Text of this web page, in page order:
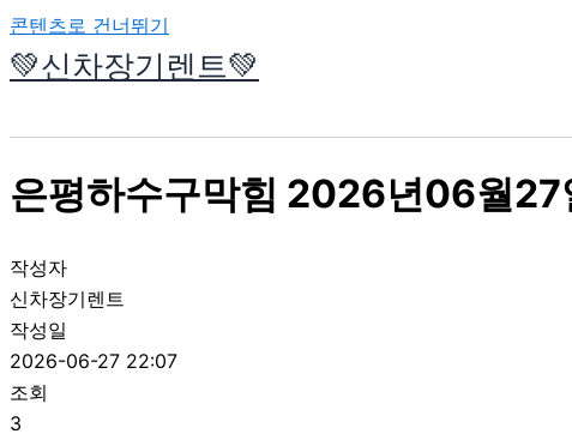
콘텐츠로 건너뛰기
💚신차장기렌트💚
은평하수구막힘 2026년06월27
작성자
신차장기렌트
작성일
2026-06-27 22:07
조회
3